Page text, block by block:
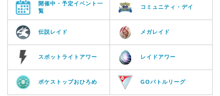
開催中・予定イベント一
覧
コミュニティ・デイ
伝説レイド メガレイド
スポットライトアワー レイドアワー
ポケストップおひろめ GOバトルリーグ